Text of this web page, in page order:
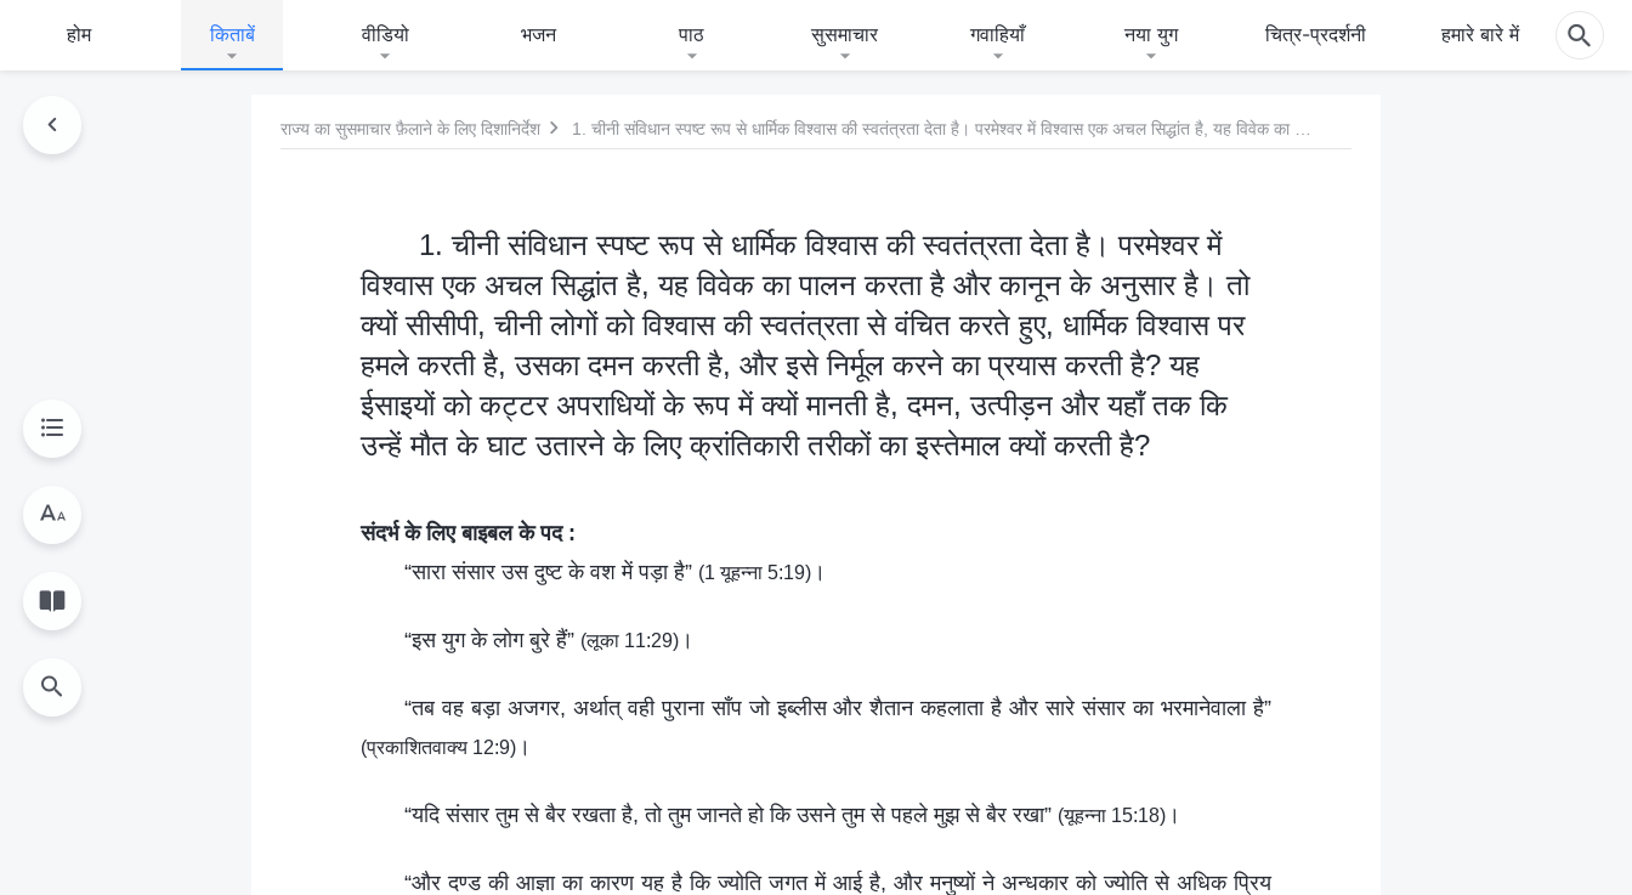
होम किताबें वीडियो भजन पाठ सुसमाचार गवाहियाँ नया युग चित्र-प्रदर्शनी हमारे बारे में
राज्य का सुसमाचार फ़ैलाने के लिए दिशानिर्देश
1. चीनी संविधान स्पष्ट रूप से धार्मिक विश्वास की स्वतंत्रता देता है। परमेश्वर में
विश्वास एक अचल सिद्धांत है, यह विवेक का पालन करता है और कानून के अनुसार है। तो
क्यों सीसीपी, चीनी लोगों को विश्वास की स्वतंत्रता से वंचित करते हुए, धार्मिक विश्वास पर
हमले करती है, उसका दमन करती है, और इसे निर्मूल करने का प्रयास करती है? यह
ईसाइयों को कट्टर अपराधियों के रूप में क्यों मानती है, दमन, उत्पीड़न और यहाँ तक कि
उन्हें मौत के घाट उतारने के लिए क्रांतिकारी तरीकों का इस्तेमाल क्यों करती है?
संदर्भ के लिए बाइबल के पद :
“सारा संसार उस दुष्ट के वश में पड़ा है” (1 यूहन्ना 5:19) ।
“इस युग के लोग बुरे हैं” (लूका 11:29) ।
“तब वह बड़ा अजगर, अर्थात् वही पुराना साँप जो इब्लीस और शैतान कहलाता है और सारे संसार का भरमानेवाला है”
(प्रकाशितवाक्य 12:9) ।
“यदि संसार तुम से बैर रखता है, तो तुम जानते हो कि उसने तुम से पहले मुझ से बैर रखा” (यूहन्ना 15:18) ।
“और दण्ड की आज्ञा का कारण यह है कि ज्योति जगत में आई है, और मनुष्यों ने अन्धकार को ज्योति से अधिक प्रिय